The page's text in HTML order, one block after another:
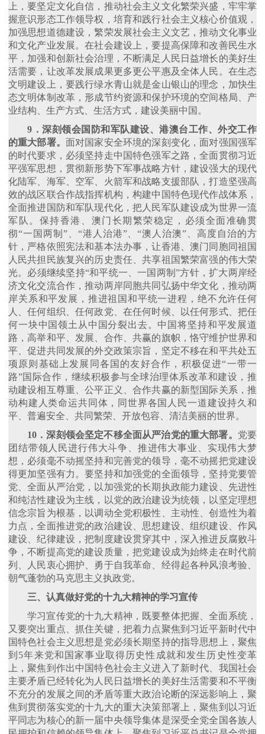
上，要坚定文化自信，推动社会主义文化繁荣兴盛，牢牢掌
握意识形态工作领导权，培育和践行社会主义核心价值观，
加强思想道德建设，繁荣发展社会主义文艺，推动文化事业
和文化产业发展。在社会建设上，要提高保障和改善民生水
平，加强和创新社会治理，不断满足人民日益增长的美好生
活需要，让改革发展成果更多更公平惠及全体人民。在生态
文明建设上，要践行绿水青山就是金山银山的理念，加快生
态文明体制改革，形成节约资源和保护环境的空间格局、产
业结构、生产方式、生活方式，建设美丽中国。
9．深刻领会国防和军队建设、港澳台工作、外交工作
的重大部署。 面对国家安全环境的深刻变化，面对强国强军
的时代要求，必须坚持走中国特色强军之路，全面贯彻习近
平强军思想，贯彻新形势下军事战略方针，建设强大的现代
化陆军、海军、空军、火箭军和战略支援部队，打造坚强高
效的战区联合作战指挥机构，构建中国特色现代作战体系，
全面推进国防和军队现代化，把人民军队建设成为世界一流
军队。保持香港、澳门长期繁荣稳定，必须全面准确贯
彻“一国两制”、“港人治港”、“澳人治澳”、高度自治的方
针，严格依照宪法和基本法办事，让香港、澳门同胞同祖国
人民共担民族复兴的历史责任、共享祖国繁荣富强的伟大荣
光。必须继续坚持“和平统一、一国两制”方针，扩大两岸经
济文化交流合作，推动两岸同胞共同弘扬中华文化，推动两
岸关系和平发展，推进祖国和平统一进程，绝不允许任何
人、任何组织、任何政党、在任何时候、以任何形式、把任
何一块中国领土从中国分裂出去。中国将坚持和平发展道
路，高举和平、发展、合作、共赢的旗帜，恪守维护世界和
平、促进共同发展的外交政策宗旨，坚定不移在和平共处五
项原则基础上发展同各国的友好合作，积极促进“一带一
路”国际合作，继续积极参与全球治理体系改革和建设，推
动建设相互尊重、公平正义、合作共赢的新型国际关系，推
动构建人类命运共同体，同世界各国人民一道建设持久和
平、普遍安全、共同繁荣、开放包容、清洁美丽的世界。
10．深刻领会坚定不移全面从严治党的重大部署。 党要
团结带领人民进行伟大斗争、推进伟大事业、实现伟大梦
想，必须毫不动摇坚持和完善党的领导，毫不动摇把党建设
得更加坚强有力。要坚持和加强党的全面领导，坚持党要管
党、全面从严治党，以加强党的长期执政能力建设、先进性
和纯洁性建设为主线，以党的政治建设为统领，以坚定理想
信念宗旨为根基，以调动全党积极性、主动性、创造性为着
力点，全面推进党的政治建设、思想建设、组织建设、作风
建设、纪律建设，把制度建设贯穿其中，深入推进反腐败斗
争，不断提高党的建设质量，把党建设成为始终走在时代前
列、人民衷心拥护、勇于自我革命、经得起各种风浪考验、
朝气蓬勃的马克思主义执政党。
三、认真做好党的十九大精神的学习宣传
学习宣传党的十九大精神，既要整体把握、全面系统，
又要突出重点、抓住关键，把着力点聚焦到习近平新时代中
国特色社会主义思想是党必须长期坚持的指导思想上，聚焦
到 5年来党和国家事业取得历史性成就和发生历史性变革
上，聚焦到作出中国特色社会主义进入了新时代、我国社会
主要矛盾已经转化为人民日益增长的美好生活需要和不平衡
不充分的发展之间的矛盾等重大政治论断的深远影响上，聚
焦到贯彻落实党的十九大的重大决策部署上，聚焦到以习近
平同志为核心的新一届中央领导集体是深受全党全国各族人